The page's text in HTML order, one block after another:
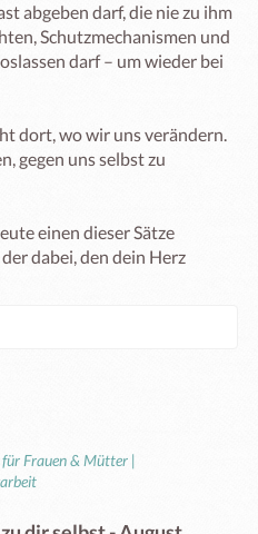
abgeben darf, die nie zu ihm
Schutzmechanismen und
darf – um wieder bei
dort, wo wir uns verändern.
gegen uns selbst zu
einen dieser Sätze
dabei, den dein Herz
Frauen & Mütter |